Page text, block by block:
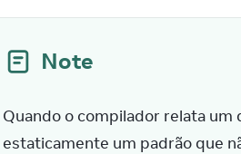
Note
Quando o compilador relata
estaticamente um padrão que